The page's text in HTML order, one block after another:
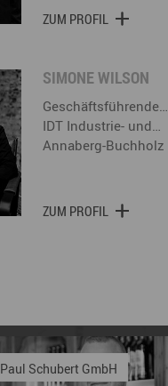
ZUM PROFIL
SIMONE WILSON
Geschäftsführende…
IDT Industrie- und…
Annaberg-Buchholz
ZUM PROFIL
Schubert GmbH